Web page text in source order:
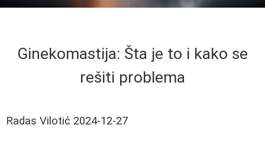
Ginekomastija: Šta je to i kako se
rešiti problema
Radas Vilotić 2024-12-27